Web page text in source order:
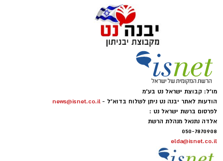
מו"ל: קבוצת ישראל נט בע"מ
הודעות לאתר יבנה נט ניתן לשלוח בדוא"ל - news@isnet.co.il
לפרסום ברשת ישראל נט :
אלדה נתנאל מנהלת הרשת
050-7870908
elda@isnet.co.il